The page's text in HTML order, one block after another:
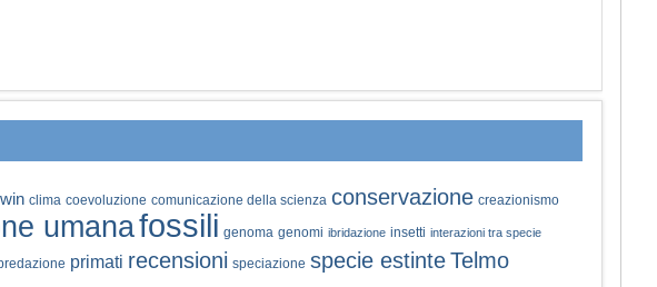
clima coevoluzione comunicazione della scienza conservazione creazionismo
umanafossili genoma genomi ibridazione insetti interazioni tra specie
primati recensioni speciazione specie estinteTelmo